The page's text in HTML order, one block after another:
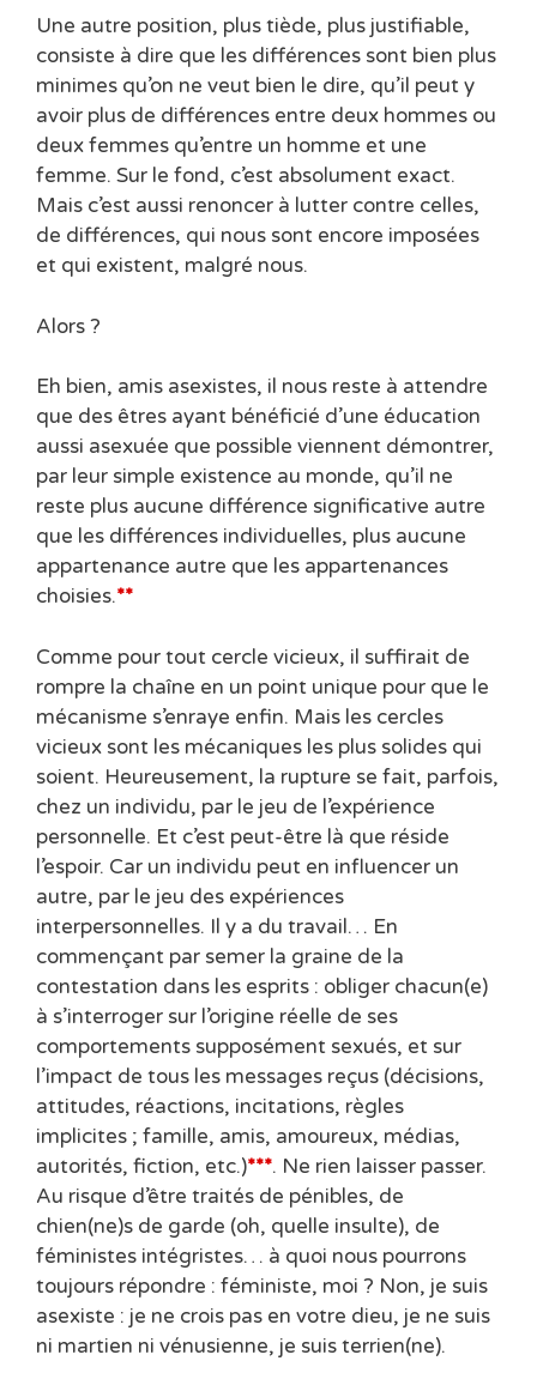
Une autre position, plus tiède, plus justifiable,
consiste à dire que les différences sont bien plus
minimes qu’on ne veut bien le dire, qu’il peut y
avoir plus de différences entre deux hommes ou
deux femmes qu’entre un homme et une
femme. Sur le fond, c’est absolument exact.
Mais c’est aussi renoncer à lutter contre celles,
de différences, qui nous sont encore imposées
et qui existent, malgré nous.
Alors ?
Eh bien, amis asexistes, il nous reste à attendre
que des êtres ayant bénéficié d’une éducation
aussi asexuée que possible viennent démontrer,
par leur simple existence au monde, qu’il ne
reste plus aucune différence significative autre
que les différences individuelles, plus aucune
appartenance autre que les appartenances
choisies.**
Comme pour tout cercle vicieux, il suffirait de
rompre la chaîne en un point unique pour que le
mécanisme s’enraye enfin. Mais les cercles
vicieux sont les mécaniques les plus solides qui
soient. Heureusement, la rupture se fait, parfois,
chez un individu, par le jeu de l’expérience
personnelle. Et c’est peut-être là que réside
l’espoir. Car un individu peut en influencer un
autre, par le jeu des expériences
interpersonnelles. Il y a du travail… En
commençant par semer la graine de la
contestation dans les esprits : obliger chacun(e)
à s’interroger sur l’origine réelle de ses
comportements supposément sexués, et sur
l’impact de tous les messages reçus (décisions,
attitudes, réactions, incitations, règles
implicites ; famille, amis, amoureux, médias,
autorités, fiction, etc.)***. Ne rien laisser passer.
Au risque d’être traités de pénibles, de
chien(ne)s de garde (oh, quelle insulte), de
féministes intégristes… à quoi nous pourrons
toujours répondre : féministe, moi ? Non, je suis
asexiste : je ne crois pas en votre dieu, je ne suis
ni martien ni vénusienne, je suis terrien(ne).